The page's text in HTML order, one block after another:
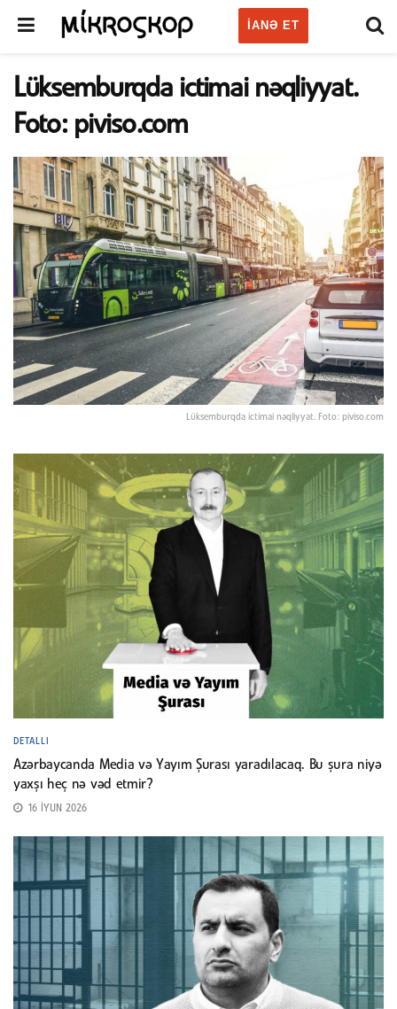
IANƏ ET
Lüksemburqda ictimai nəqliyyat.
Foto: piviso.com
Lüksemburqda ictimai nəqliyyat. Foto: piviso.com
DETALLI
Azərbaycanda Media və Yayım Şurası yaradılacaq. Bu şura niyə
yaxşı heç nə vəd etmir?
16 İYUN 2026